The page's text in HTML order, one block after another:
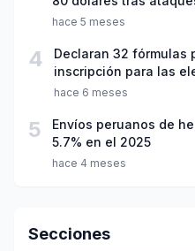
hace 5 meses
4
Declaran 32 fórmulas
inscripción para las
hace 6 meses
5
Envíos peruanos de
5.7% en el 2025
hace 4 meses
Secciones